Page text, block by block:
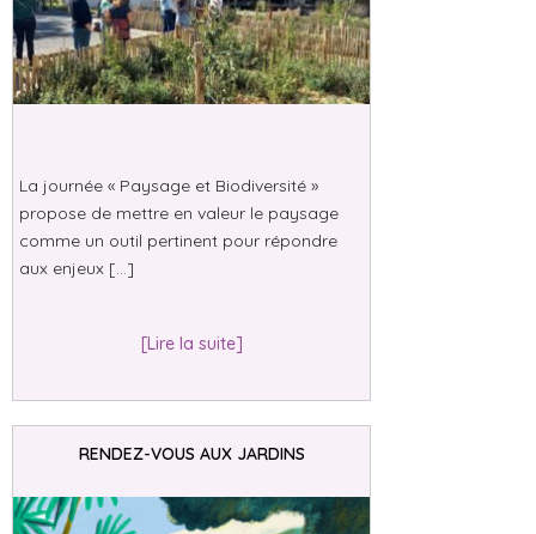
La journée « Paysage et Biodiversité »
propose de mettre en valeur le paysage
comme un outil pertinent pour répondre
aux enjeux […]
[Lire la suite]
RENDEZ-VOUS AUX JARDINS